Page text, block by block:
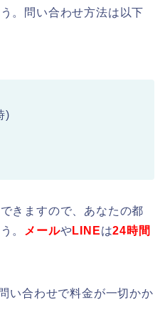
。問い合わせ方法は以下
)
きますので、あなたの都
。
メールやLINEは24時間
い合わせで料金が一切かか